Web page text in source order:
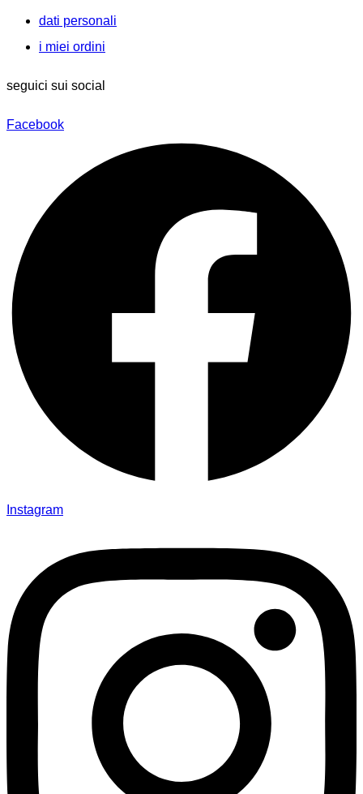
dati personali
i miei ordini
seguici sui social
Facebook
Instagram